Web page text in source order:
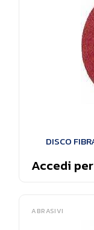
DISCO
Accedi
ABRASIVI